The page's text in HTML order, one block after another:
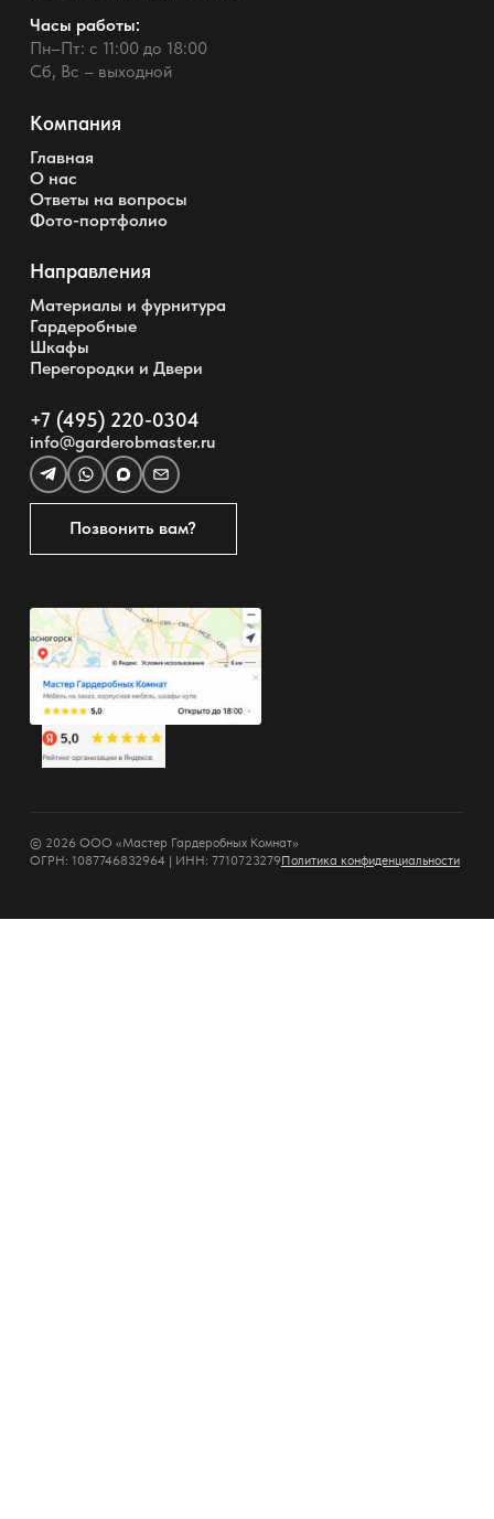
Часы работы:
Пн–Пт: с 11:00 до 18:00
Сб, Вс – выходной
Компания
Главная
О нас
Ответы на вопросы
Фото-портфолио
Направления
Материалы и фурнитура
Гардеробные
Шкафы
Перегородки и Двери
+7 (495) 220-0304
info@garderobmaster.ru
Позвонить вам?
© 2026 ООО «Мастер Гардеробных Комнат»
ОГРН: 1087746832964 | ИНН: 7710723279Политика конфиденциальности